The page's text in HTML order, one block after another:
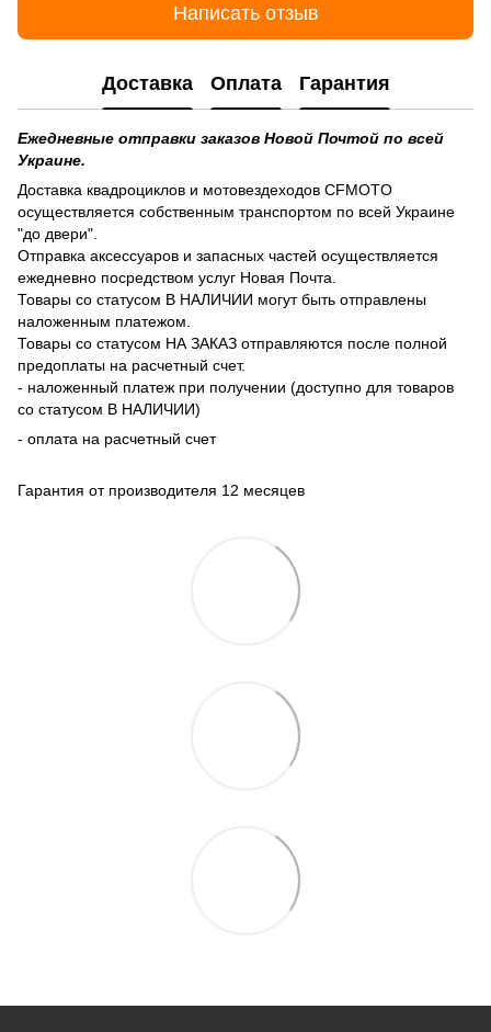
Написать отзыв
Доставка Оплата Гарантия
Ежедневные отправки заказов Новой Почтой по всей
Украине.
Доставка квадроциклов и мотовездеходов CFMOTO
осуществляется собственным транспортом по всей Украине
"до двери".
Отправка аксессуаров и запасных частей осуществляется
ежедневно посредством услуг Новая Почта.
Товары со статусом В НАЛИЧИИ могут быть отправлены
наложенным платежом.
Товары со статусом НА ЗАКАЗ отправляются после полной
предоплаты на расчетный счет.
- наложенный платеж при получении (доступно для товаров
со статусом В НАЛИЧИИ)
- оплата на расчетный счет
Гарантия от производителя 12 месяцев